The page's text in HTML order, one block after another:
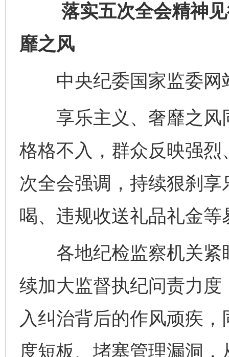
落实五次全会精神见
靡之风
中央纪委国家监委网
享乐主义、奢靡之风
格格不入，群众反映强
次全会强调，持续狠刹
喝、违规收送礼品礼金
各地纪检监察机关紧
续加大监督执纪问责力
入纠治背后的作风顽疾
度短板、堵塞管理漏洞